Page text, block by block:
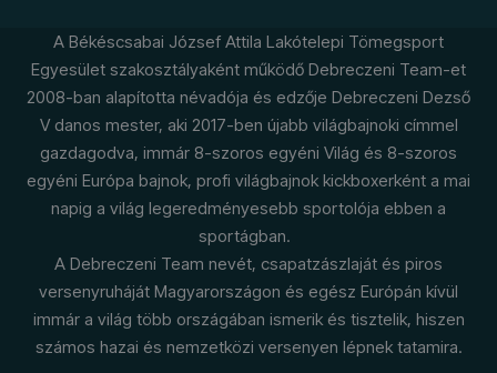
A Békéscsabai József Attila Lakótelepi Tömegsport
Egyesület szakosztályaként működő Debreczeni Team-et
2008-ban alapította névadója és edzője Debreczeni Dezső
V danos mester, aki 2017-ben újabb világbajnoki címmel
gazdagodva, immár 8-szoros egyéni Világ és 8-szoros
egyéni Európa bajnok, profi világbajnok kickboxerként a mai
napig a világ legeredményesebb sportolója ebben a
sportágban.
A Debreczeni Team nevét, csapatzászlaját és piros
versenyruháját Magyarországon és egész Európán kívül
immár a világ több országában ismerik és tisztelik, hiszen
számos hazai és nemzetközi versenyen lépnek tatamira.